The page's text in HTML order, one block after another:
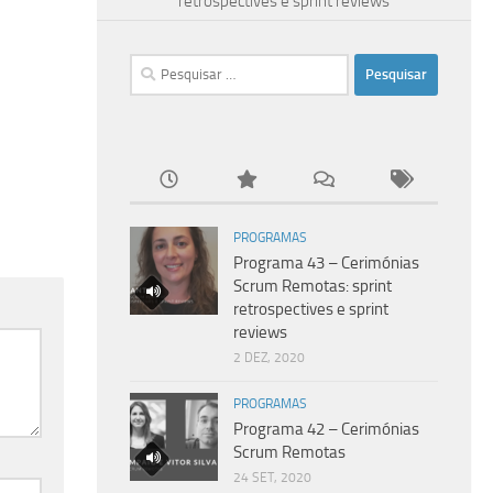
Pesquisar
por:
PROGRAMAS
Programa 43 – Cerimónias
Scrum Remotas: sprint
retrospectives e sprint
reviews
2 DEZ, 2020
PROGRAMAS
Programa 42 – Cerimónias
Scrum Remotas
24 SET, 2020